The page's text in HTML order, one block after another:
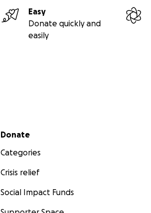
Easy
Donate quickly and
easily
Secondary menu
Donate
Categories
Crisis relief
Social Impact Funds